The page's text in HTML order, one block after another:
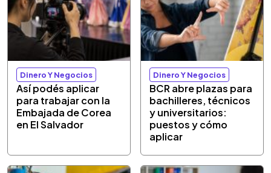
Dinero Y Negocios
Así podés aplicar
para trabajar con la
Embajada de Corea
en El Salvador
Dinero Y Negocios
BCR abre plazas para
bachilleres, técnicos
y universitarios:
puestos y cómo
aplicar